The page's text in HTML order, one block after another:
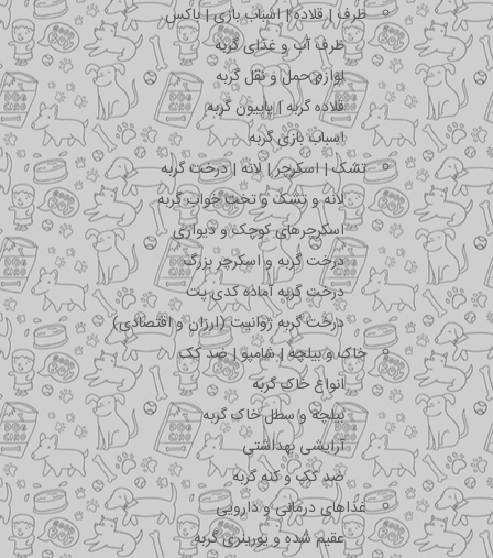
ظرف | قلاده | اسباب بازی | باکس
ظرف آب و غذای گربه
لوازم حمل و نقل گربه
قلاده گربه | پاپیون گربه
اسباب بازی گربه
تشک | اسکرچر | لانه | درخت گربه
لانه و تشک و تخت خواب گربه
اسکرچرهای کوچک و دیواری
درخت گربه و اسکرچر بزرگ
درخت گربه آماده کدی پت
درخت گربه ژوانیت (ارزان و اقتصادی)
خاک و بیلچه | شامپو | ضد کک
انواع خاک گربه
بیلچه و سطل خاک گربه
آرایشی بهداشتی
ضد کک و کنه گربه
غذاهای درمانی و دارویی
عقیم شده و یورینری گربه